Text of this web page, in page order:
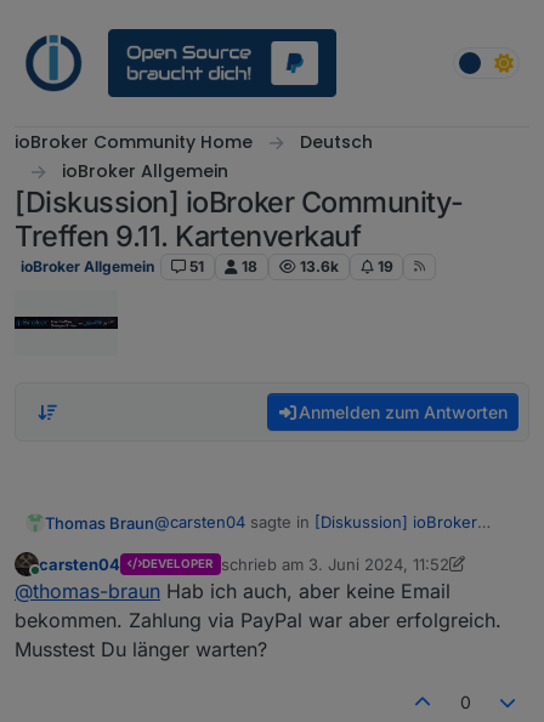
ioBroker Community Home
Deutsch
ioBroker Allgemein
[Diskussion] ioBroker Community-
Treffen 9.11. Kartenverkauf
ioBroker Allgemein 51 18 13.6k 19
Anmelden zum Antworten
Thomas Braun@carsten04 sagte in [Diskussion] ioBroker
Wie bekommt man denn die Tickets? Nach
Zahlungseingang?
Per Email. Hab meins per PayPal bezahlt.
Online
carsten04 DEVELOPER schrieb am 3. Juni 2024, 11:52
zuletzt editiert von carsten046. März
@thomas-braun Hab ich auch, aber keine Email
bekommen. Zahlung via PayPal war aber erfolgreich.
Musstest Du länger warten?
0